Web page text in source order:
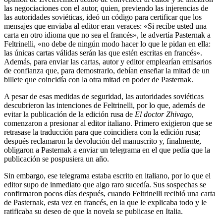
las negociaciones con el autor, quien, previendo las injerencias de
las autoridades soviéticas, ideó un código para certificar que los
mensajes que enviaba al editor eran veraces: «Si recibe usted una
carta en otro idioma que no sea el francés», le advertía Pasternak a
Feltrinelli, «no debe de ningún modo hacer lo que le pidan en ella:
las únicas cartas válidas serán las que estén escritas en francés».
Además, para enviar las cartas, autor y editor emplearían emisarios
de confianza que, para demostrarlo, debían enseñar la mitad de un
billete que coincidía con la otra mitad en poder de Pasternak.
A pesar de esas medidas de seguridad, las autoridades soviéticas
descu­brieron las intenciones de Feltrinelli, por lo que, además de
evitar la publica­ción de la edición rusa de El doctor Zhivago,
comenzaron a presionar al editor italiano. Primero exigieron que se
retrasase la traducción para que coincidie­ra con la edición rusa;
después reclamaron la devolución del manuscrito y, finalmente,
obligaron a Pasternak a enviar un telegrama en el que pedía que la
publicación se pospusiera un año.
Sin embargo, ese telegrama estaba escrito en italiano, por lo que el
editor supo de inmediato que algo raro sucedía. Sus sospechas se
confirmaron po­cos días después, cuando Feltrinelli recibió una carta
de Pasternak, esta vez en francés, en la que le explicaba todo y le
ratificaba su deseo de que la novela se publicase en Italia.